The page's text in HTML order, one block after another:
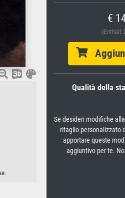
€
(Enthält
Qualità della
Se desideri modifiche
ritaglio personalizzato
apportare queste
aggiuntivo per te.